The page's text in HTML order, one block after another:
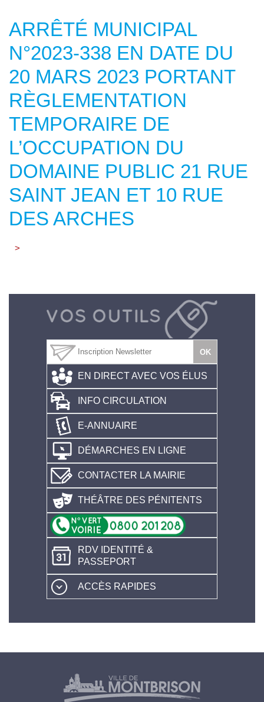
ARRÊTÉ MUNICIPAL
N°2023-338 EN DATE DU
20 MARS 2023 PORTANT
RÈGLEMENTATION
TEMPORAIRE DE
L’OCCUPATION DU
DOMAINE PUBLIC 21 RUE
SAINT JEAN ET 10 RUE
DES ARCHES
>
EN DIRECT AVEC VOS ÉLUS
INFO CIRCULATION
E-ANNUAIRE
DÉMARCHES EN LIGNE
CONTACTER LA MAIRIE
THÉÂTRE DES PÉNITENTS
RDV IDENTITÉ &
PASSEPORT
ACCÈS RAPIDES